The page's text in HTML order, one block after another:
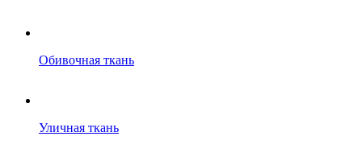
Обивочная ткань
Уличная ткань